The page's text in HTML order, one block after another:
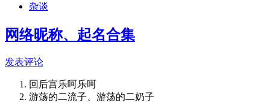
杂谈
网络昵称、起名合集
发表评论
回后宫乐呵乐呵
游荡的二流子、游荡的二奶子